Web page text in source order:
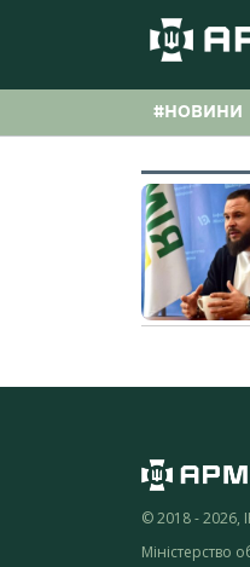
#НОВИНИ
© 2018 -
Міністерство